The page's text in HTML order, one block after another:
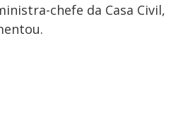
chefe da Casa Civil,